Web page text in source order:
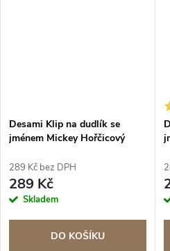
Desami Klip na dudlík se
jménem Mickey Hořčicový
289 Kč bez DPH
289 Kč
Skladem
DO KOŠÍKU